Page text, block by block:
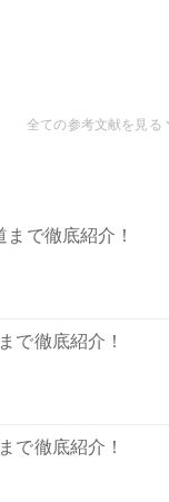
で徹底紹介！
で徹底紹介！
で徹底紹介！